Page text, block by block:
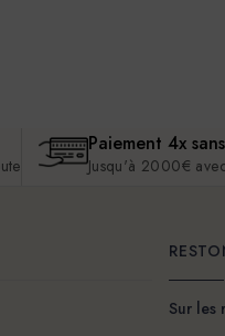
Paiement 4x
Jusqu'à 2000€
Sur les